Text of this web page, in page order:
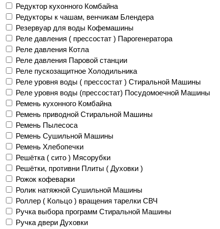
Редуктор кухонного Комбайна
Редукторы к чашам, венчикам Блендера
Резервуар для воды Кофемашины
Реле давления ( прессостат ) Парогенератора
Реле давления Котла
Реле давления Паровой станции
Реле пускозащитное Холодильника
Реле уровня воды ( прессостат ) Стиральной Машины
Реле уровня воды (прессостат) Посудомоечной Машины
Ремень кухонного Комбайна
Ремень приводной Стиральной Машины
Ремень Пылесоса
Ремень Сушильной Машины
Ремень Хлебопечки
Решётка ( сито ) Мясорубки
Решётки, противни Плиты ( Духовки )
Рожок кофеварки
Ролик натяжной Сушильной Машины
Роллер ( Кольцо ) вращения тарелки СВЧ
Ручка выбора программ Стиральной Машины
Ручка двери Духовки